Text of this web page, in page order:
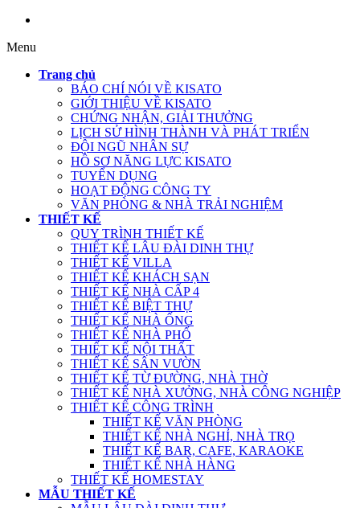
Menu
Trang chủ
BÁO CHÍ NÓI VỀ KISATO
GIỚI THIỆU VỀ KISATO
CHỨNG NHẬN, GIẢI THƯỞNG
LỊCH SỬ HÌNH THÀNH VÀ PHÁT TRIỂN
ĐỘI NGŨ NHÂN SỰ
HỒ SƠ NĂNG LỰC KISATO
TUYỂN DỤNG
HOẠT ĐỘNG CÔNG TY
VĂN PHÒNG & NHÀ TRẢI NGHIỆM
THIẾT KẾ
QUY TRÌNH THIẾT KẾ
THIẾT KẾ LÂU ĐÀI DINH THỰ
THIẾT KẾ VILLA
THIẾT KẾ KHÁCH SẠN
THIẾT KẾ NHÀ CẤP 4
THIẾT KẾ BIỆT THỰ
THIẾT KẾ NHÀ ỐNG
THIẾT KẾ NHÀ PHỐ
THIẾT KẾ NỘI THẤT
THIẾT KẾ SÂN VƯỜN
THIẾT KẾ TỪ ĐƯỜNG, NHÀ THỜ
THIẾT KẾ NHÀ XƯỞNG, NHÀ CÔNG NGHIỆP
THIẾT KẾ CÔNG TRÌNH
THIẾT KẾ VĂN PHÒNG
THIẾT KẾ NHÀ NGHỈ, NHÀ TRỌ
THIẾT KẾ BAR, CAFE, KARAOKE
THIẾT KẾ NHÀ HÀNG
THIẾT KẾ HOMESTAY
MẪU THIẾT KẾ